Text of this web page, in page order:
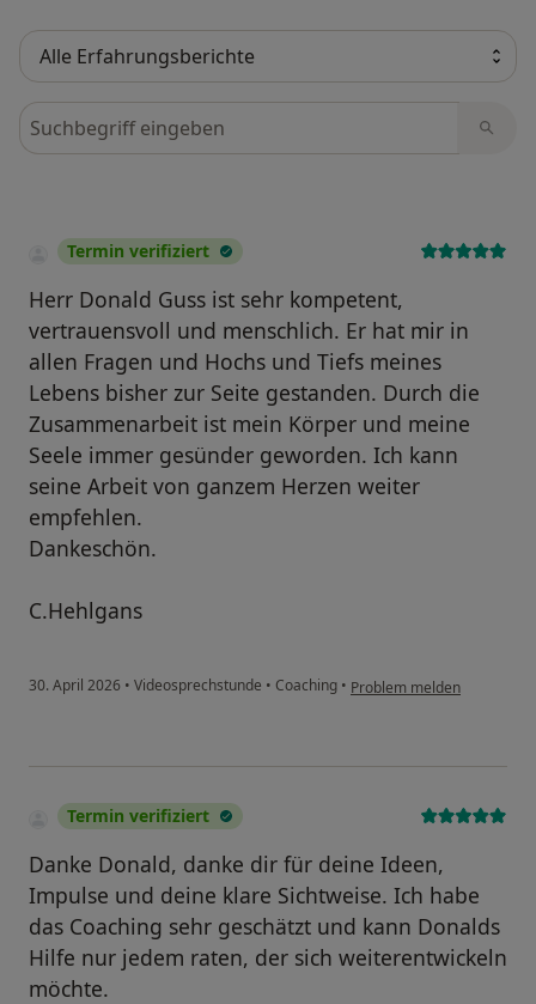
Bewertungen durchsuchen
Termin verifiziert
Herr Donald Guss ist sehr kompetent,
vertrauensvoll und menschlich. Er hat mir in
allen Fragen und Hochs und Tiefs meines
Lebens bisher zur Seite gestanden. Durch die
Zusammenarbeit ist mein Körper und meine
Seele immer gesünder geworden. Ich kann
seine Arbeit von ganzem Herzen weiter
empfehlen.
Dankeschön.
C.Hehlgans
30. April 2026 • Videosprechstunde • Coaching • Problem melden
Termin verifiziert
Danke Donald, danke dir für deine Ideen,
Impulse und deine klare Sichtweise. Ich habe
das Coaching sehr geschätzt und kann Donalds
Hilfe nur jedem raten, der sich weiterentwickeln
möchte.